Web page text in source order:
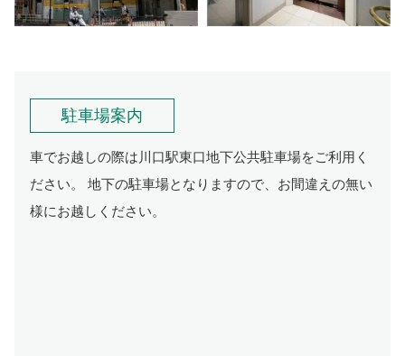
駐車場案内
車でお越しの際は川口駅東口地下公共駐車場をご利用く
ださい。 地下の駐車場となりますので、お間違えの無い
様にお越しください。